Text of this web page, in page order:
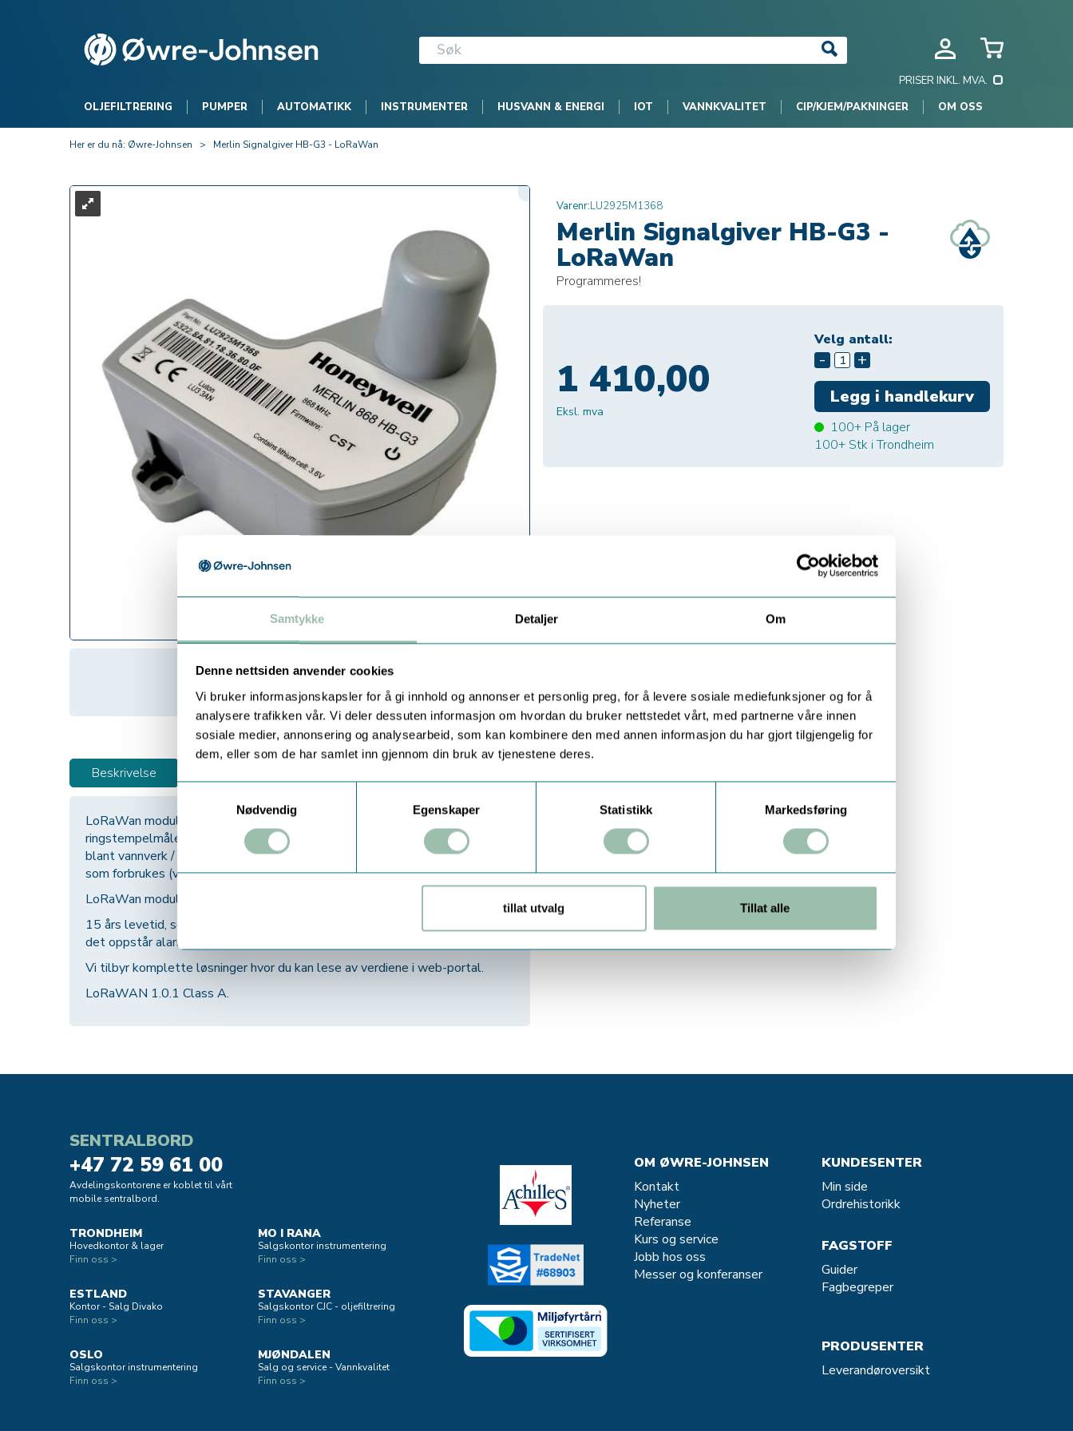
Samtykke Detaljer Om
Denne nettsiden anvender cookies
Vi bruker informasjonskapsler for å gi innhold og annonser et personlig preg, for å levere sosiale mediefunksjoner og for å
analysere trafikken vår. Vi deler dessuten informasjon om hvordan du bruker nettstedet vårt, med partnerne våre innen
sosiale medier, annonsering og analysearbeid, som kan kombinere den med annen informasjon du har gjort tilgjengelig for
dem, eller som de har samlet inn gjennom din bruk av tjenestene deres.
Samtykkevalg
Nødvendig
Egenskaper Statistikk Markedsføring
tillat utvalg Tillat alle
PRISER INKL. MVA.
OLJEFILTRERING
PUMPER AUTOMATIKK INSTRUMENTER HUSVANN & ENERGI IOT VANNKVALITET CIP/KJEM/PAKNINGER OM OSS
Her er du nå: Øwre-Johnsen > Merlin Signalgiver HB-G3 - LoRaWan
Varenr:LU2925M1368
Merlin Signalgiver HB-G3 -
LoRaWan
Programmeres!
1 410,00
Eksl. mva
Velg antall:
- +
100+ På lager
100+ Stk i Trondheim
Beskrivelse
LoRaWan modul for V200 vannmåler. V200 en av Europas mest solgte
ringstempelmålere og finnes i helt opp i DN40. Måleren er spesielt populær
blant vannverk / vann-leverandører som er opptatt av å få fakturertalt
som forbrukes (veldig nøyaktig måler).
LoRaWan modulen er testet ut i flere prosjekter i Norge.
15 års levetid, sending av timesverdier. Sender umiddelbare alarmpakker når
det oppstår alarmsituasjon. Svært omfattende datapakke.
Vi tilbyr komplette løsninger hvor du kan lese av verdiene i web-portal.
LoRaWAN 1.0.1 Class A.
SENTRALBORD
+47 72 59 61 00
Avdelingskontorene er koblet til vårt
mobile sentralbord.
TRONDHEIM
Hovedkontor & lager
Finn oss >
ESTLAND
Kontor - Salg Divako
Finn oss >
OSLO
Salgskontor instrumentering
Finn oss >
MO I RANA
Salgskontor instrumentering
Finn oss >
STAVANGER
Salgskontor CJC - oljefiltrering
Finn oss >
MJØNDALEN
Salg og service - Vannkvalitet
Finn oss >
OM ØWRE-JOHNSEN
Kontakt
Nyheter
Referanse
Kurs og service
Jobb hos oss
Messer og konferanser
KUNDESENTER
Min side
Ordrehistorikk
FAGSTOFF
Guider
Fagbegreper
PRODUSENTER
Leverandøroversikt